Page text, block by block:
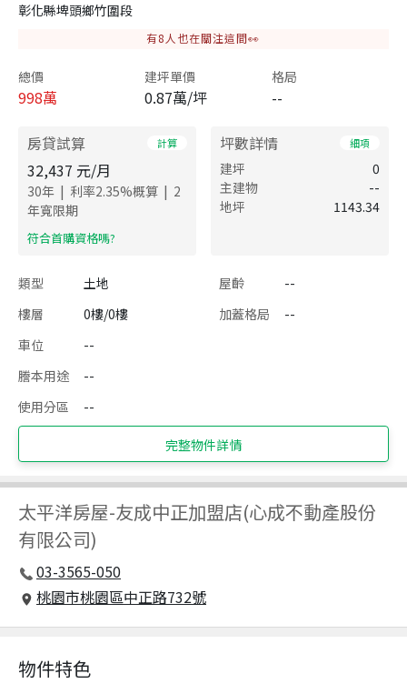
彰化縣埤頭鄉竹圍段
有8 人也在關注這間👀
總價
998萬
建坪單價
0.87萬/坪
格局
--
房貸試算 計算
32,437 元/月
30年 | 利率2.35%概算 | 2
年寬限期
​符合首購資格嗎?
坪數詳情 細項
建坪
0
主建物
--
地坪
1143.34
類型 土地 屋齡
--
樓層
0樓/0樓 加蓋格局
--
車位
--
謄本用途
--
使用分區
--
完整物件詳情
太平洋房屋-友成中正加盟店(心成不動產股份
有限公司)
03-3565-050
桃園市桃園區中正路732號
物件特色